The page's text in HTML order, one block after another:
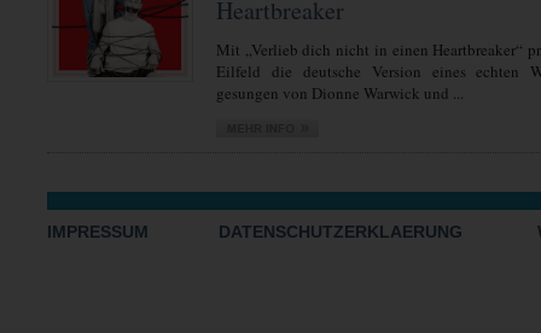
Heartbreaker
Mit „Verlieb dich nicht in einen Heartbreaker“
Eilfeld die deutsche Version eines echten
gesungen von Dionne Warwick und ...
IMPRESSUM DATENSCHUTZERKLAERUNG